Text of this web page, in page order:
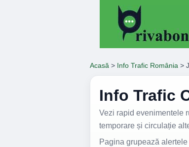
Acasă > Info Trafic România >
Info Trafic
Vezi rapid evenimentele
temporare și circulație
Pagina grupează